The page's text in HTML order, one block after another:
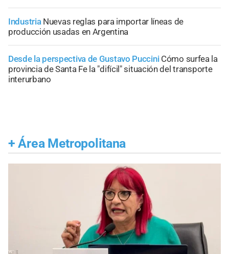
Industria Nuevas reglas para importar líneas de
producción usadas en Argentina
Desde la perspectiva de Gustavo Puccini Cómo surfea la
provincia de Santa Fe la "difícil" situación del transporte
interurbano
+ Área Metropolitana